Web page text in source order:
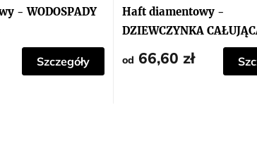
- WODOSPADY
Szczegóły
Haft diamentowy -
DZIEWCZYNKA
KSIĘŻYC
od 66,60 zł